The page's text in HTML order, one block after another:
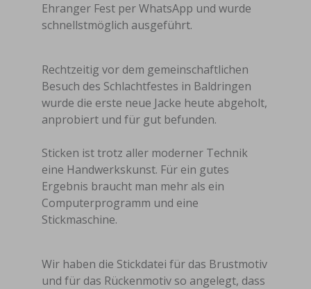
Ehranger Fest per WhatsApp und wurde
schnellstmöglich ausgeführt.
Rechtzeitig vor dem gemeinschaftlichen
Besuch des Schlachtfestes in Baldringen
wurde die erste neue Jacke heute abgeholt,
anprobiert und für gut befunden.
Sticken ist trotz aller moderner Technik
eine Handwerkskunst. Für ein gutes
Ergebnis braucht man mehr als ein
Computerprogramm und eine
Stickmaschine.
Wir haben die Stickdatei für das Brustmotiv
und für das Rückenmotiv so angelegt, dass